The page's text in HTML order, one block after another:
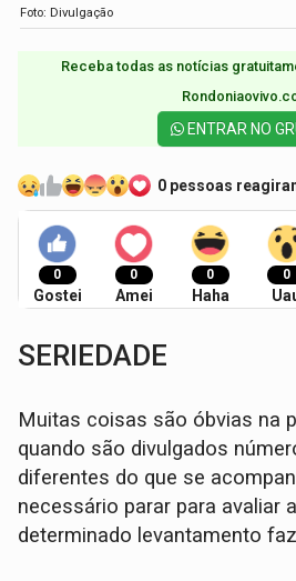
Foto: Divulgação
Receba todas as notícias
ENTRAR NO
0 pessoas
0
Gostei
0
Amei
0
Haha
0
SERIEDADE
Muitas coisas são óbvias na
quando são divulgados
diferentes do que se
necessário parar para avaliar
determinado levantamento